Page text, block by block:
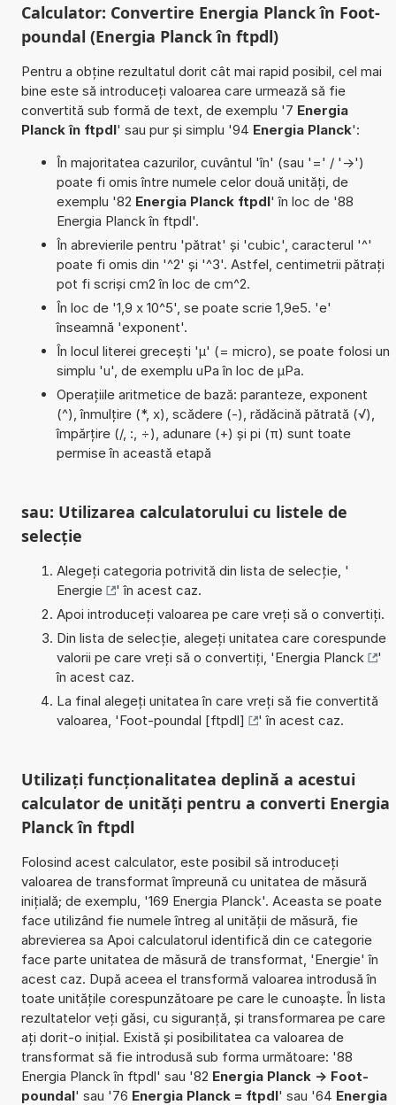
Calculator: Convertire Energia Planck în Foot-
poundal (Energia Planck în ftpdl)
Pentru a obține rezultatul dorit cât mai rapid posibil, cel mai
bine este să introduceți valoarea care urmează să fie
convertită sub formă de text, de exemplu '7 Energia
Planck în ftpdl' sau pur și simplu '94 Energia Planck':
În majoritatea cazurilor, cuvântul 'în' (sau '=' / '->')
poate fi omis între numele celor două unități, de
exemplu '82 Energia Planck ftpdl' în loc de '88
Energia Planck în ftpdl'.
În abrevierile pentru 'pătrat' și 'cubic', caracterul '^'
poate fi omis din '^2' și '^3'. Astfel, centimetrii pătrați
pot fi scriși cm2 în loc de cm^2.
În loc de '1,9 x 10^5', se poate scrie 1,9e5. 'e'
înseamnă 'exponent'.
În locul literei grecești 'µ' (= micro), se poate folosi un
simplu 'u', de exemplu uPa în loc de µPa.
Operațiile aritmetice de bază: paranteze, exponent
(^), înmulțire (*, x), scădere (-), rădăcină pătrată (√),
împărțire (/, :, ÷), adunare (+) și pi (π) sunt toate
permise în această etapă
sau: Utilizarea calculatorului cu listele de
selecție
Alegeți categoria potrivită din lista de selecție, '
Energie
' în acest caz.
Apoi introduceți valoarea pe care vreți să o convertiți.
Din lista de selecție, alegeți unitatea care corespunde
valorii pe care vreți să o convertiți, 'Energia Planck
'
în acest caz.
La final alegeți unitatea în care vreți să fie convertită
valoarea, 'Foot-poundal [ftpdl] ' în acest caz.
Utilizați funcționalitatea deplină a acestui
calculator de unități pentru a converti Energia
Planck în ftpdl
Folosind acest calculator, este posibil să introduceți
valoarea de transformat împreună cu unitatea de măsură
inițială; de exemplu, '169 Energia Planck'. Aceasta se poate
face utilizând fie numele întreg al unității de măsură, fie
abrevierea sa Apoi calculatorul identifică din ce categorie
face parte unitatea de măsură de transformat, 'Energie' în
acest caz. După aceea el transformă valoarea introdusă în
toate unitățile corespunzătoare pe care le cunoaște. În lista
rezultatelor veți găsi, cu siguranță, și transformarea pe care
ați dorit-o inițial. Există și posibilitatea ca valoarea de
transformat să fie introdusă sub forma următoare: '88
Energia Planck în ftpdl' sau '82 Energia Planck -> Foot-
poundal' sau '76 Energia Planck = ftpdl' sau '64 Energia